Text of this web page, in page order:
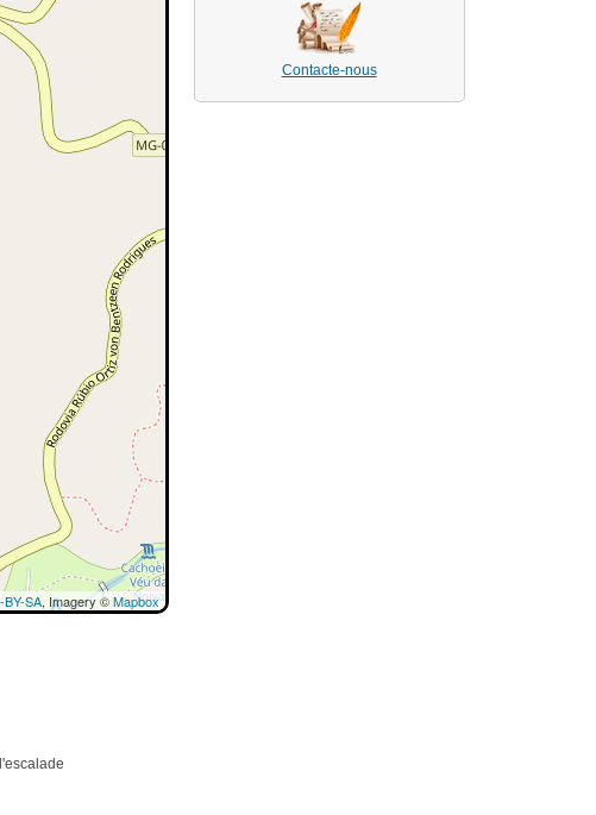
SA, Imagery ©Mapbox
Contacte-nous